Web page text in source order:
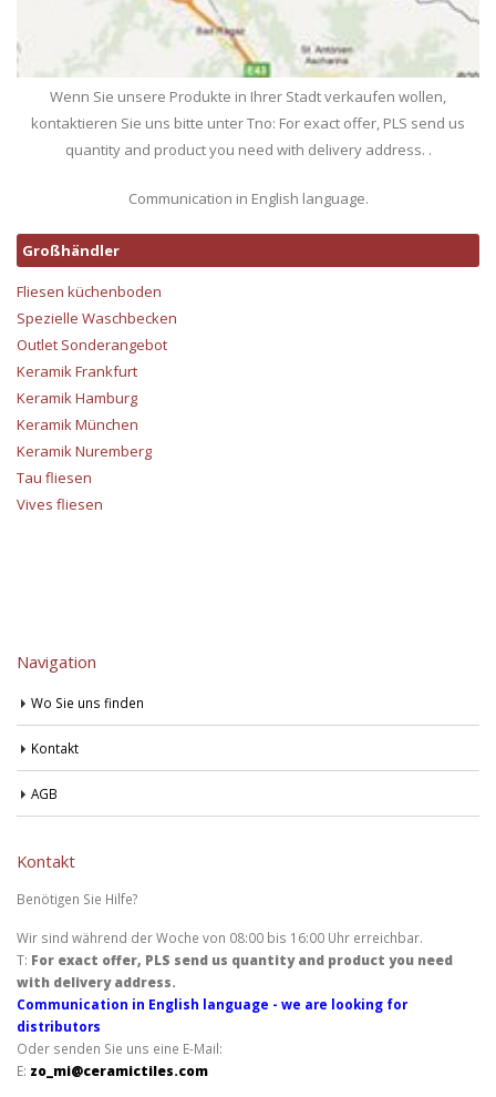
Wenn Sie unsere Produkte in Ihrer Stadt verkaufen wollen,
kontaktieren Sie uns bitte unter Tno: For exact offer, PLS send us
quantity and product you need with delivery address. .
Communication in English language.
Großhändler
Fliesen küchenboden
Spezielle Waschbecken
Outlet Sonderangebot
Keramik Frankfurt
Keramik Hamburg
Keramik München
Keramik Nuremberg
Tau fliesen
Vives fliesen
Navigation
Wo Sie uns finden
Kontakt
AGB
Kontakt
Benötigen Sie Hilfe?
Wir sind während der Woche von 08:00 bis 16:00 Uhr erreichbar.
T: For exact offer, PLS send us quantity and product you need
with delivery address.
Communication in English language - we are looking for
distributors
Oder senden Sie uns eine E-Mail:
E: zo_mi@ceramictiles.com